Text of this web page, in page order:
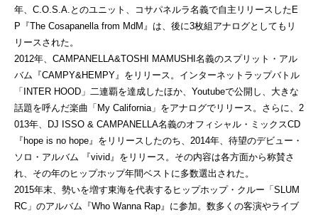
年、C.O.S.A.とのユニット、コサパネルラ名義で自主リリースしたE
P『The Cosapanella from MdM』は、後に3枚組アナログとしてもリ
リースされた。
2012年、CAMPANELLA&TOSHI MAMUSHI名義のスプリット・アル
バム『CAMPY&HEMPY』をリリース。インターネットラップバトル
「INTER HOOD」二連覇を達成したほか、Youtubeで公開し、大きな
話題を呼んだ楽曲「My California」をアナログでリリース。さらに、2
013年、DJ ISSO & CAMPANELLA名義のオフィシャル・ミックスCD
『hope is no hope』をリリースしたのち、2014年、待望のデビュー・
ソロ・アルバム 『vivid』をリリース。その内容は各方面から称賛さ
れ、その年のヒップホップ年間ベストに多数選出された。
2015年末、勢いを増す東海を代表するヒップホップ・クルー「SLUM
RC」のアルバム『Who Wanna Rap』に参加。数多くの客演やライブ